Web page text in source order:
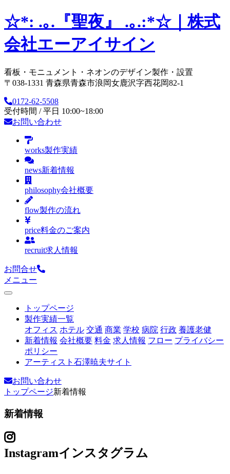
☆*: .｡.『聖夜』 .｡.:*☆｜株式
会社エーアイサイン
看板・モニュメント・ネオンのデザイン製作・設置
〒038-1331 青森県青森市浪岡女鹿沢字西花岡82-1
0172-62-5508
受付時間 / 平日 10:00~18:00
お問い合わせ
works製作実績
news新着情報
philosophy会社概要
flow製作の流れ
price料金のご案内
recruit求人情報
お問合せ
メニュー
トップページ
製作実績一覧
オフィス ホテル 交通 商業 学校 病院 行政 養護老健
新着情報 会社概要 料金 求人情報 フロー プライバシー
ポリシー
アーティスト石澤暁夫サイト
お問い合わせ
トップページ新着情報
新着情報
Instagramインスタグラム